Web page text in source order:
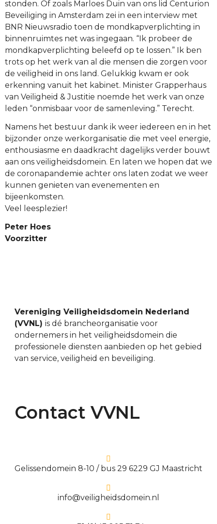
stonden. Of zoals Marloes Duin van ons lid Centurion
Beveiliging in Amsterdam zei in een interview met
BNR Nieuwsradio toen de mondkapverplichting in
binnenruimtes net was ingegaan. “Ik probeer de
mondkapverplichting beleefd op te lossen.” Ik ben
trots op het werk van al die mensen die zorgen voor
de veiligheid in ons land. Gelukkig kwam er ook
erkenning vanuit het kabinet. Minister Grapperhaus
van Veiligheid & Justitie noemde het werk van onze
leden “onmisbaar voor de samenleving.” Terecht.
Namens het bestuur dank ik weer iedereen en in het
bijzonder onze werkorganisatie die met veel energie,
enthousiasme en daadkracht dagelijks verder bouwt
aan ons veiligheidsdomein. En laten we hopen dat we
de coronapandemie achter ons laten zodat we weer
kunnen genieten van evenementen en
bijeenkomsten.
Veel leesplezier!
Peter Hoes
Voorzitter
Vereniging Veiligheidsdomein Nederland
(VVNL) is dé brancheorganisatie voor
ondernemers in het veiligheidsdomein die
professionele diensten aanbieden op het gebied
van service, veiligheid en beveiliging.
Contact VVNL
Gelissendomein 8-10 / bus 29 6229 GJ Maastricht
info@veiligheidsdomein.nl